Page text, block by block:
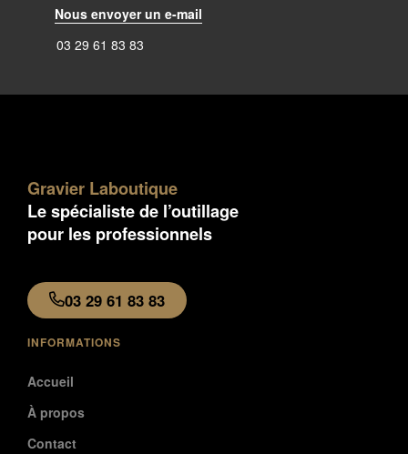
Nous envoyer un e-mail
03 29 61 83 83
Gravier Laboutique
Le spécialiste de l’outillage
pour les professionnels
03 29 61 83 83
INFORMATIONS
Accueil
À propos
Contact